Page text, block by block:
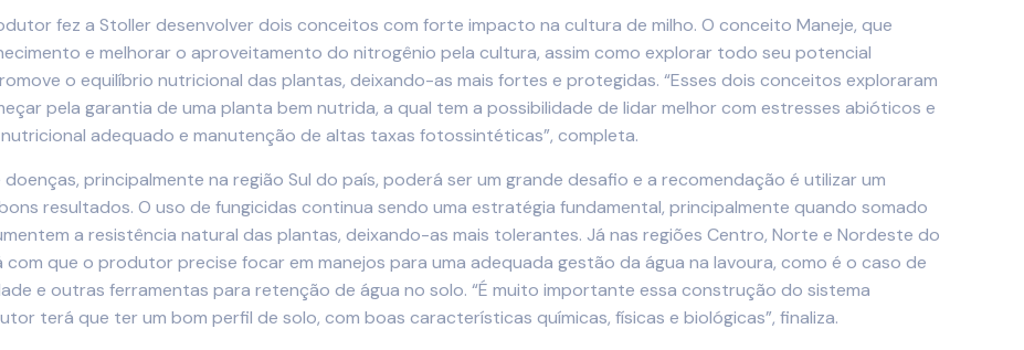
fez a Stoller desenvolver dois conceitos com forte impacto na cultura de milho. O conceito Maneje, que
e melhorar o aproveitamento do nitrogênio pela cultura, assim como explorar todo seu potencial
o equilíbrio nutricional das plantas, deixando-as mais fortes e protegidas. “Esses dois conceitos exploraram
pela garantia de uma planta bem nutrida, a qual tem a possibilidade de lidar melhor com estresses abióticos e
adequado e manutenção de altas taxas fotossintéticas”, completa.
principalmente na região Sul do país, poderá ser um grande desafio e a recomendação é utilizar um
resultados. O uso de fungicidas continua sendo uma estratégia fundamental, principalmente quando somado
a resistência natural das plantas, deixando-as mais tolerantes. Já nas regiões Centro, Norte e Nordeste do
que o produtor precise focar em manejos para uma adequada gestão da água na lavoura, como é o caso de
e outras ferramentas para retenção de água no solo. “É muito importante essa construção do sistema
terá que ter um bom perfil de solo, com boas características químicas, físicas e biológicas”, finaliza.